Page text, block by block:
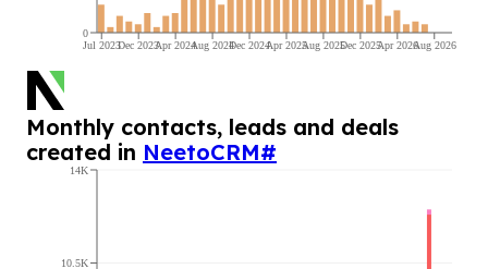
Jul 2023Dec 2023Apr 2024Aug 2024Dec 2024Apr 2025Aug 2025Dec 2025Apr 2026Aug 2026
0
Monthly contacts, leads and deals
created in NeetoCRM#
10.5K
14K